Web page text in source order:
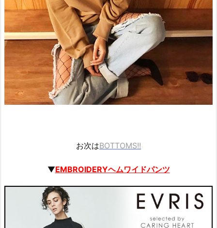
お次はBOTTOMS!!
▼EMBROIDERYヘムワイドパンツ